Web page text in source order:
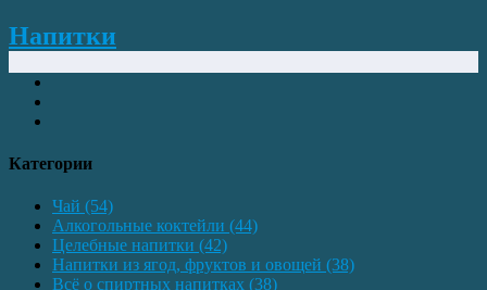
Напитки
Категории
Чай (54)
Алкогольные коктейли (44)
Целебные напитки (42)
Напитки из ягод, фруктов и овощей (38)
Всё о спиртных напитках (38)